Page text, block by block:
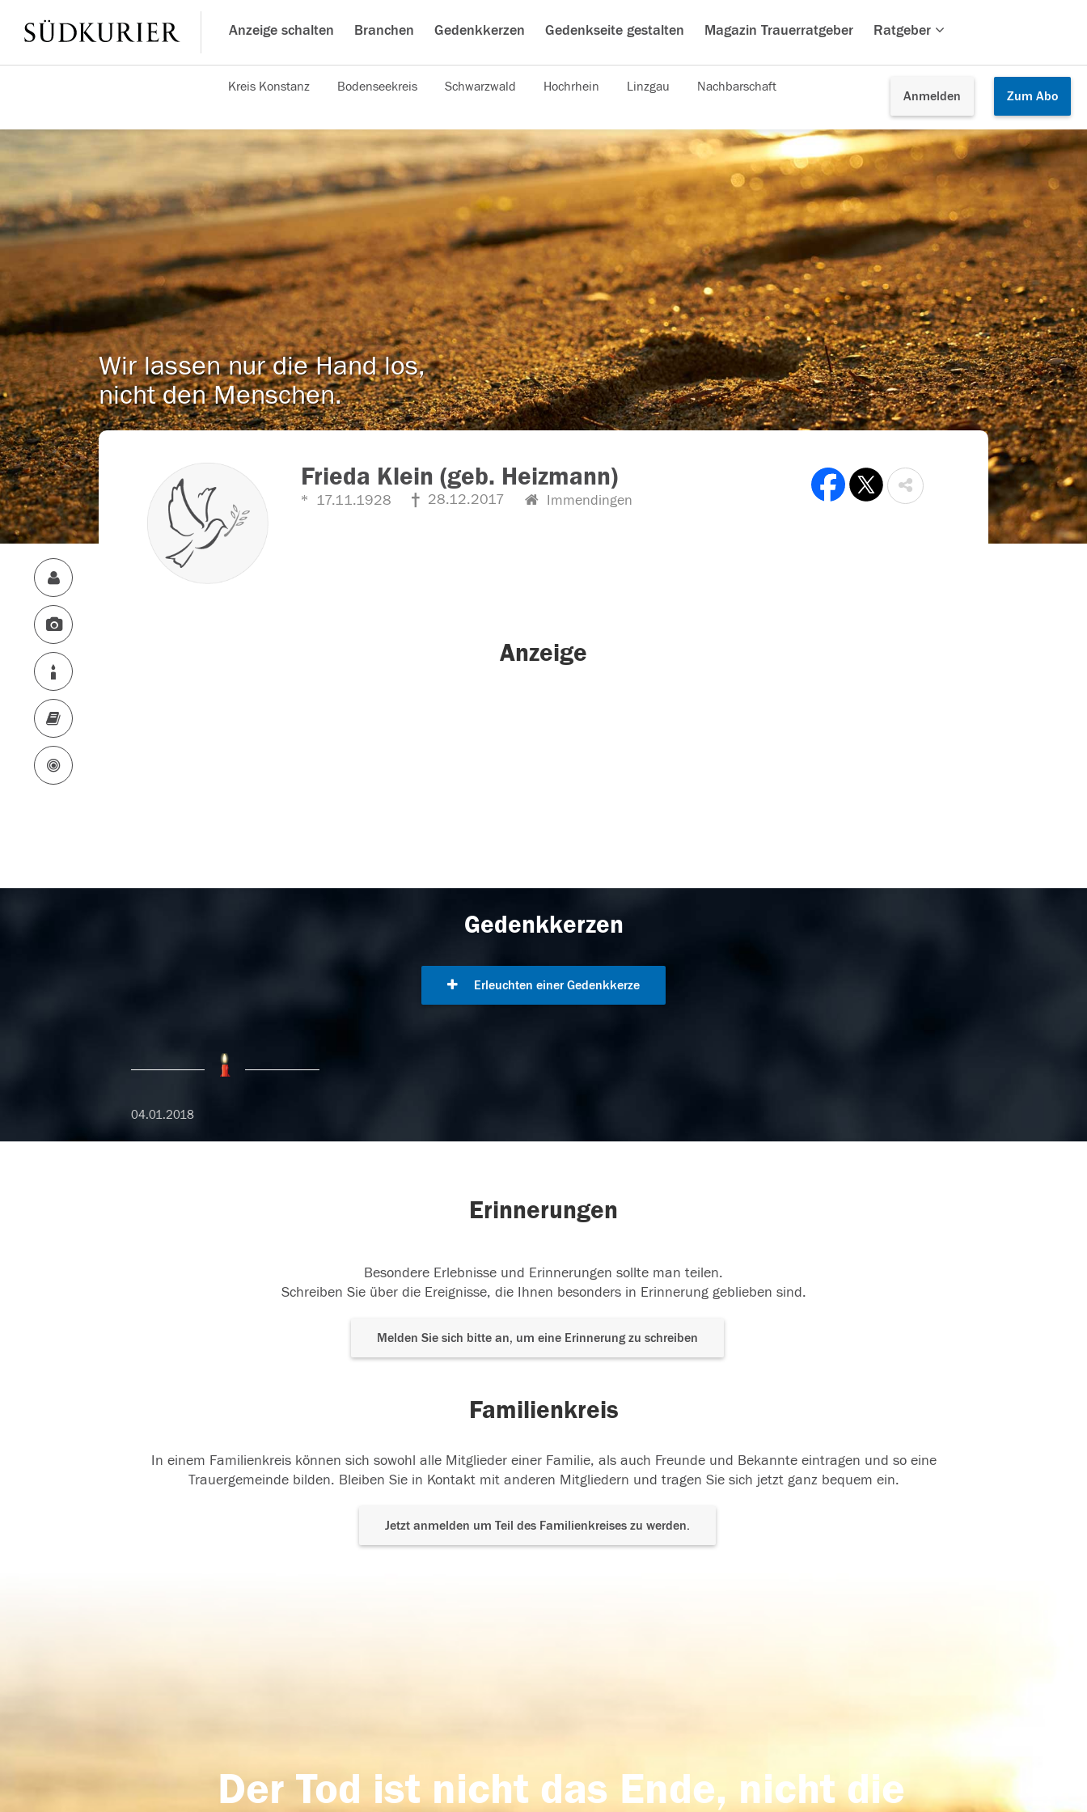
Anzeige schalten Branchen Gedenkkerzen Gedenkseite gestalten Magazin Trauerratgeber Ratgeber
Anmelden Zum Abo
Kreis Konstanz Bodenseekreis Schwarzwald Hochrhein Linzgau Nachbarschaft
Wir lassen nur die Hand los,
nicht den Menschen.
Frieda Klein (geb. Heizmann)
17.11.1928 28.12.2017 Immendingen
Anzeige
Gedenkkerzen
Erleuchten einer Gedenkkerze
04.01.2018
Erinnerungen
Besondere Erlebnisse und Erinnerungen sollte man teilen.
Schreiben Sie über die Ereignisse, die Ihnen besonders in Erinnerung geblieben sind.
Melden Sie sich bitte an, um eine Erinnerung zu schreiben
Familienkreis
In einem Familienkreis können sich sowohl alle Mitglieder einer Familie, als auch Freunde und Bekannte eintragen und so eine
Trauergemeinde bilden. Bleiben Sie in Kontakt mit anderen Mitgliedern und tragen Sie sich jetzt ganz bequem ein.
Jetzt anmelden um Teil des Familienkreises zu werden.
Der Tod ist nicht das Ende, nicht die